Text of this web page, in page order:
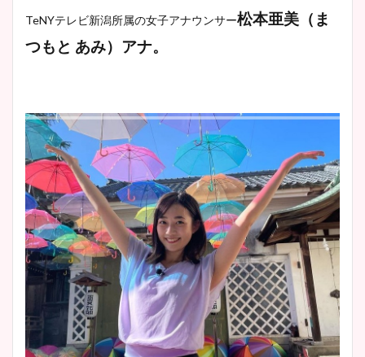
TeNYテレビ新潟所属の女子アナウンサー松本亜美（ま
つもと あみ）アナ。